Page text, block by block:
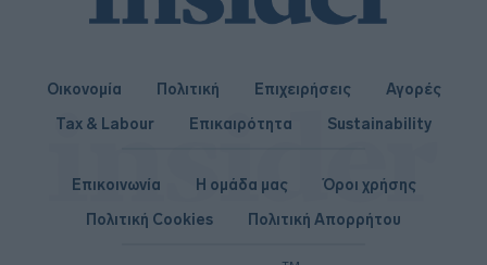
Οικονομία Πολιτική Επιχειρήσεις
Αγορές
Tax & Labour
Επικαιρότητα Sustainability
Επικοινωνία Η ομάδα μας
Όροι χρήσης
Πολιτική Cookies
Πολιτική Απορρήτου